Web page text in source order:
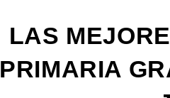
LAS
PRIMARIA